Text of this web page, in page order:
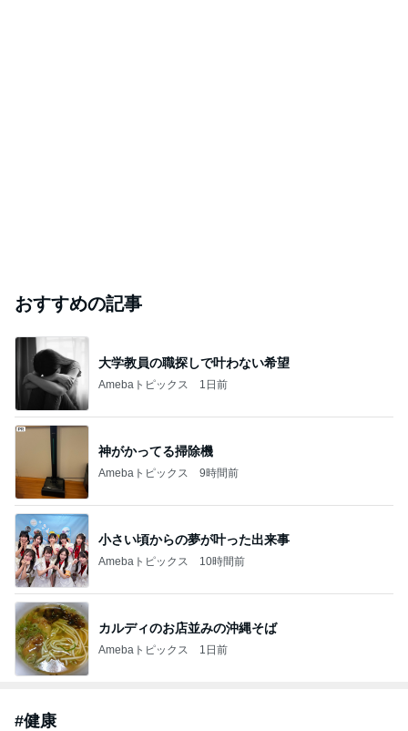
おすすめの記事
大学教員の職探しで叶わない希望
Amebaトピックス 1日前
神がかってる掃除機
Amebaトピックス 9時間前
小さい頃からの夢が叶った出来事
Amebaトピックス 10時間前
カルディのお店並みの沖縄そば
Amebaトピックス 1日前
#健康